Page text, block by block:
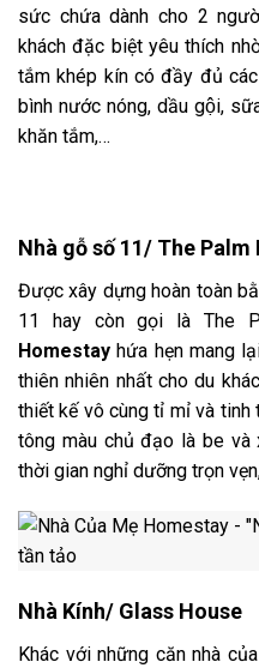
sức chứa dành cho 2
khách đặc biệt yêu thích
tắm khép kín có đầy đủ
bình nước nóng, dầu gội,
khăn tắm,…
Nhà gỗ số 11/ The Palm
Được xây dựng hoàn toàn
11 hay còn gọi là The
Homestay hứa hẹn mang
thiên nhiên nhất cho du
thiết kế vô cùng tỉ mỉ và tinh
tông màu chủ đạo là be và
thời gian nghỉ dưỡng trọn
Nhà Kính/ Glass House
Khác với những căn nhà của